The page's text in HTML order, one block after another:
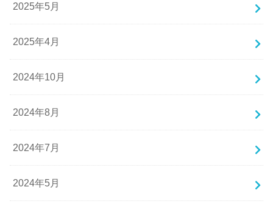
2025年5月
2025年4月
2024年10月
2024年8月
2024年7月
2024年5月